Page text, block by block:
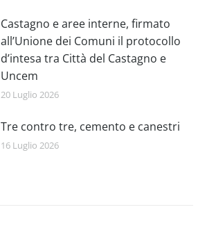
Castagno e aree interne, firmato
all’Unione dei Comuni il protocollo
d’intesa tra Città del Castagno e
Uncem
20 Luglio 2026
Tre contro tre, cemento e canestri
16 Luglio 2026